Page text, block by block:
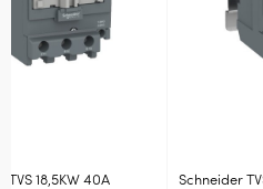
Schneider TVS 37KW 80A 220VAC